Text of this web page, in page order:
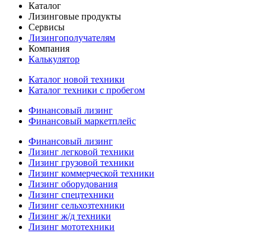
Каталог
Лизинговые продукты
Сервисы
Лизингополучателям
Компания
Калькулятор
Каталог новой техники
Каталог техники с пробегом
Финансовый лизинг
Финансовый маркетплейс
Финансовый лизинг
Лизинг легковой техники
Лизинг грузовой техники
Лизинг коммерческой техники
Лизинг оборудования
Лизинг спецтехники
Лизинг сельхозтехники
Лизинг ж/д техники
Лизинг мототехники